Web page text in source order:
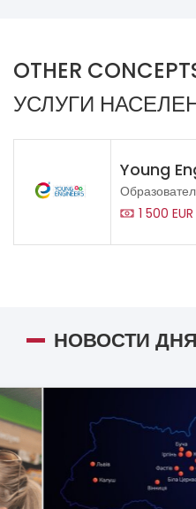
OTHER
УСЛУГИ
Young
1 500 EUR
НОВОСТИ ДНЯ